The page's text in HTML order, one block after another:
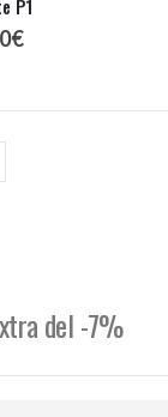
P1
€Il
del -7%